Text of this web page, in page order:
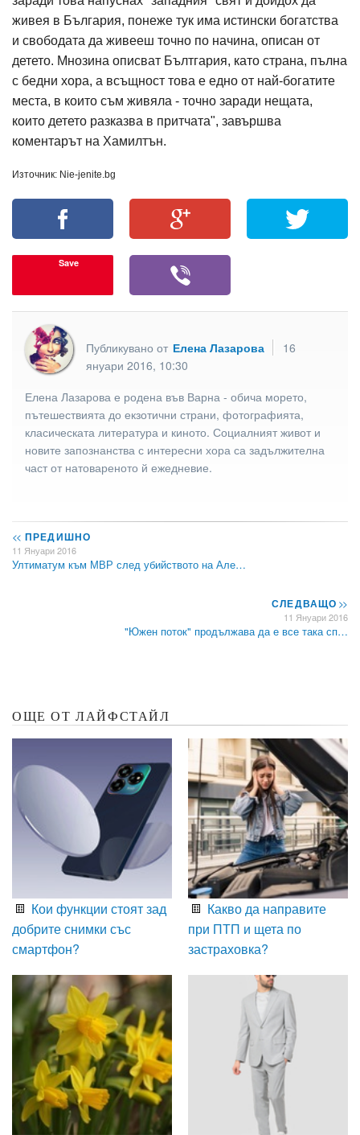
живея в България, понеже тук има истински богатства
и свободата да живееш точно по начина, описан от
детето. Мнозина описват Бълтгария, като страна, пълна
с бедни хора, а всъщност това е едно от най-богатите
места, в които съм живяла - точно заради нещата,
които детето разказва в притчата", завършва
коментарът на Хамилтън.
Източник: Nie-jenite.bg
Save
Публикувано от Елена Лазарова
16
януари 2016, 10:30
Елена Лазарова е родена във Варна - обича морето,
пътешествията до екзотични страни, фотографията,
класическата литература и киното. Социалният живот и
новите запознанства с интересни хора са задължителна
част от натовареното й ежедневие.
<< ПРЕДИШНО
11 Януари 2016
Ултиматум към МВР след убийството на Але…
СЛЕДВАЩО>>
11 Януари 2016
"Южен поток" продължава да е все така сп…
ОЩЕ ОТ ЛАЙФСТАЙЛ
Кои функции стоят зад
добрите снимки със
смартфон?
Какво да направите
при ПТП и щета по
застраховка?